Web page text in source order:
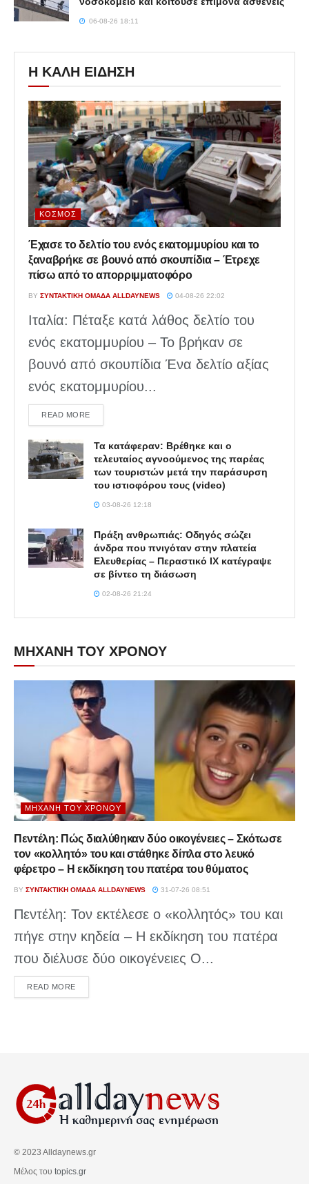
06-08-26 18:11
Η ΚΑΛΗ ΕΙΔΗΣΗ
ΚΌΣΜΟΣ
Έχασε το δελτίο του ενός εκατομμυρίου και το
ξαναβρήκε σε βουνό από σκουπίδια – Έτρεχε
πίσω από το απορριμματοφόρο
BY ΣΥΝΤΑΚΤΙΚΉ ΟΜΆΔΑ ALLDAYNEWS 04-08-26 22:02
Ιταλία: Πέταξε κατά λάθος δελτίο του
ενός εκατομμυρίου – Το βρήκαν σε
βουνό από σκουπίδια Ένα δελτίο αξίας
ενός εκατομμυρίου...
READ MOREDETAILS
Τα κατάφεραν: Βρέθηκε και ο
τελευταίος αγνοούμενος της παρέας
των τουριστών μετά την παράσυρση
του ιστιοφόρου τους (video)
03-08-26 12:18
Πράξη ανθρωπιάς: Οδηγός σώζει
άνδρα που πνιγόταν στην πλατεία
Ελευθερίας – Περαστικό ΙΧ κατέγραψε
σε βίντεο τη διάσωση
02-08-26 21:24
ΜΗΧΑΝΗ ΤΟΥ ΧΡΟΝΟΥ
ΜΗΧΑΝΉ ΤΟΥ ΧΡΌΝΟΥ
Πεντέλη: Πώς διαλύθηκαν δύο οικογένειες – Σκότωσε
τον «κολλητό» του και στάθηκε δίπλα στο λευκό
φέρετρο – Η εκδίκηση του πατέρα του θύματος
BY ΣΥΝΤΑΚΤΙΚΉ ΟΜΆΔΑ ALLDAYNEWS 31-07-26 08:51
Πεντέλη: Τον εκτέλεσε ο «κολλητός» του και
πήγε στην κηδεία – Η εκδίκηση του πατέρα
που διέλυσε δύο οικογένειες Ο...
READ MOREDETAILS
© 2023 Alldaynews.gr
Μέλος του topics.gr